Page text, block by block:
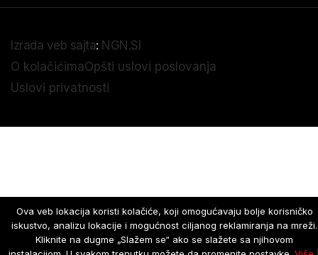
Izrada veb sajta: NGN.SI
O kolačićimaOpšti uslovi poslovanja
Uslovi privatnosti
Ova veb lokacija koristi kolačiće, koji omogućavaju bolje korisničko
iskustvo, analizu lokacije i mogućnost ciljanog reklamiranja na mreži.
Kliknite na dugme „Slažem se“ ako se slažete sa njihovom